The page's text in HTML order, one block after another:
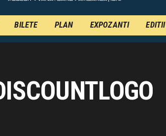
BILETE PLAN EXPOZANTI EDITII